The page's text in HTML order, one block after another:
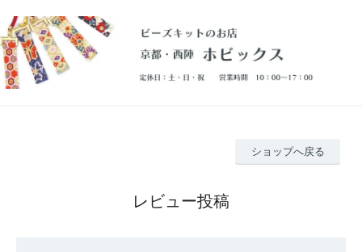
ショップへ戻る
レビュー投稿